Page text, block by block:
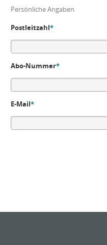
Persönliche Angaben
Postleitzahl*
Abo-Nummer*
E-Mail*